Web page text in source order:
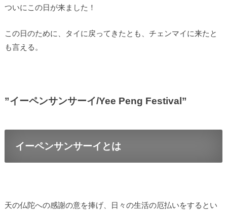
ついにこの日が来ました！
この日のために、タイに戻ってきたとも、チェンマイに来たと
も言える。
”イーペンサンサーイ/Yee Peng Festival”
イーペンサンサーイとは
天の仏陀への感謝の意を捧げ、日々の生活の厄払いをするとい